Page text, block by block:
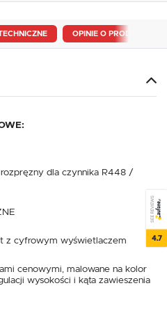
OPINIE O PRODUKCIE
dla czynnika R448 /
z cyfrowym wyświetlaczem
cenowymi, malowane na kolor
wysokości i kąta zawieszenia
SEE REVIEWS
4.7